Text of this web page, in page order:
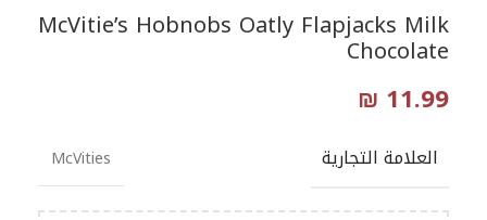
McVitie’s Hobnobs Oatly Flapjacks Milk
Chocolate
₪ 11.99
العلامة التجارية McVities